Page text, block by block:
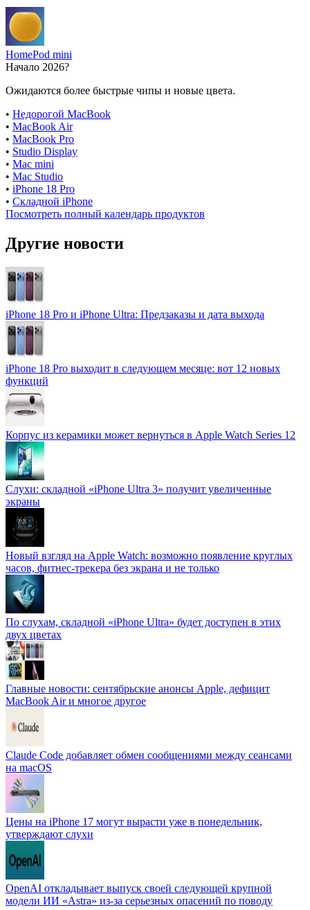
HomePod mini
Начало 2026?
Ожидаются более быстрые чипы и новые цвета.
• Недорогой MacBook
• MacBook Air
• MacBook Pro
• Studio Display
• Mac mini
• Mac Studio
• iPhone 18 Pro
• Складной iPhone
Посмотреть полный календарь продуктов
Другие новости
iPhone 18 Pro и iPhone Ultra: Предзаказы и дата выхода
iPhone 18 Pro выходит в следующем месяце: вот 12 новых
функций
Корпус из керамики может вернуться в Apple Watch Series 12
Слухи: складной «iPhone Ultra 3» получит увеличенные
экраны
Новый взгляд на Apple Watch: возможно появление круглых
часов, фитнес-трекера без экрана и не только
По слухам, складной «iPhone Ultra» будет доступен в этих
двух цветах
Главные новости: сентябрьские анонсы Apple, дефицит
MacBook Air и многое другое
Claude Code добавляет обмен сообщениями между сеансами
на macOS
Цены на iPhone 17 могут вырасти уже в понедельник,
утверждают слухи
OpenAI откладывает выпуск своей следующей крупной
модели ИИ «Astra» из-за серьезных опасений по поводу